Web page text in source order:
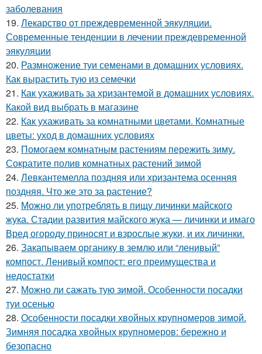
заболевания
19. Лекарство от преждевременной эякуляции.
Современные тенденции в лечении преждевременной
эякуляции
20. Размножение туи семенами в домашних условиях.
Как вырастить тую из семечки
21. Как ухаживать за хризантемой в домашних условиях.
Какой вид выбрать в магазине
22. Как ухаживать за комнатными цветами. Комнатные
цветы: уход в домашних условиях
23. Помогаем комнатным растениям пережить зиму.
Сократите полив комнатных растений зимой
24. Левкантемелла поздняя или хризантема осенняя
поздняя. Что же это за растение?
25. Можно ли употреблять в пищу личинки майского
жука. Стадии развития майского жука — личинки и имаго
Вред огороду приносят и взрослые жуки, и их личинки.
26. Закапываем органику в землю или “ленивый”
компост. Ленивый компост: его преимущества и
недостатки
27. Можно ли сажать тую зимой. Особенности посадки
туи осенью
28. Особенности посадки хвойных крупномеров зимой.
Зимняя посадка хвойных крупномеров: бережно и
безопасно